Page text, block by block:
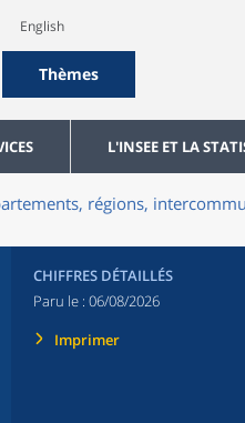
English
Thèmes
L'INSEE ET LA
régions,
CHIFFRES DÉTAILLÉS
Paru le : 06/08/2026
Imprimer